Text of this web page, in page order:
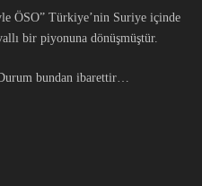
ÖSO” Türkiye’nin Suriye içinde
bir piyonuna dönüşmüştür.
bundan ibarettir…